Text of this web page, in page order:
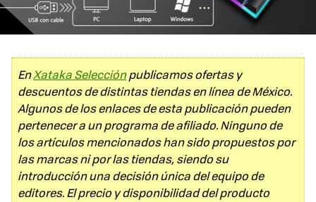
EnXataka Selecciónpublicamos ofertas y
descuentos de distintas tiendas en línea de México.
Algunos de los enlaces de esta publicación pueden
pertenecer a un programa de afiliado. Ninguno de
los artículos mencionados han sido propuestos por
las marcas ni por las tiendas, siendo su
introducción una decisión única del equipo de
editores. El precio y disponibilidad del producto